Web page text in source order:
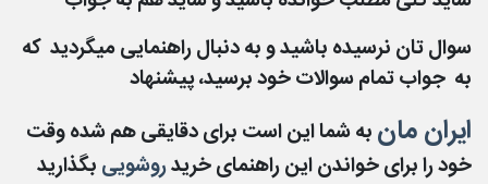
سوال تان نرسیده باشید و به دنبال راهنمایی میگردید که
به جواب تمام سوالات خود برسید، پیشنهاد
ایرانمان بهشما این است برای دقایقی هم شده وقت
خود را برای خواندن این راهنمای خریدروشویی بگذارید